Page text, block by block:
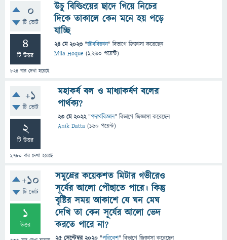
0
টি ভোট
4
টি উত্তর
824 বার দেখা হয়েছে
উচু বিল্ডিংয়ের ছাদে গিয়ে নিচের
দিকে তাকালে কেন মনে হয় পড়ে
যাচ্ছি
24 মে 2023 "জীববিজ্ঞান" বিভাগে জিজ্ঞাসাকরেছেন
Mila Hoque (1,260 পয়েন্ট)
+1
টি ভোট
2
টি উত্তর
1,780 বার দেখা হয়েছে
মহাকর্ষ বল ও মাধ্যাকর্ষণ বলের
পার্থক্য?
23 মে 2022 "পদার্থবিজ্ঞান" বিভাগে জিজ্ঞাসাকরেছেন
Anik Datta (160 পয়েন্ট)
+10
টি ভোট
1
উত্তর
সমুদ্রের কয়েকশত মিটার গভীরেও
সূর্যের আলো পৌছাতে পারে। কিন্তু
বৃষ্টির সময় আকাশে যে ঘন মেঘ
দেখি তা কেন সূর্যের আলো ভেদ
করতে পারে না?
25 সেপ্টেম্বর 2020 "পরিবেশ" বিভাগে জিজ্ঞাসাকরেছেন